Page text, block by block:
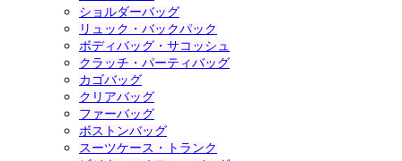
ショルダーバッグ
リュック・バックパック
ボディバッグ・サコッシュ
クラッチ・パーティバッグ
カゴバッグ
クリアバッグ
ファーバッグ
ボストンバッグ
スーツケース・トランク